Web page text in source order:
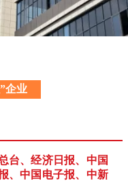
企业
台、经济日报、中国
、中国电子报、中新